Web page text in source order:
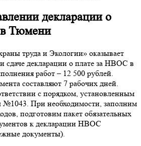
декларации о
Тюмени
труда и Экологии» оказывает
сдаче декларации о плате за НВОС в
работ – 12 500 рублей.
составляют 7 рабочих дней.
с порядком, установленным
При необходимости, заполним
подготовим пакет обязательных
к декларации НВОС
документы).